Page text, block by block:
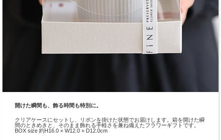
開けた瞬間も、飾る時間も特別に。
クリアケースにセットし、リボンを掛けた状態でお届けします。箱を開けた瞬
間のときめきと、そのまま飾れる手軽さを兼ね備えたフラワーギフトです。
BOX size 約H16.0 × W12.0 × D12.0cm